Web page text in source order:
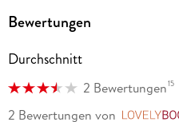
Er begann zunächst ein
jedoch ab, da ihm das
Stattdessen wurde er
Tiefseeforschers Cousteau.
nach dem tödlichen Unglück
Bewertungen
Durchschnitt
2 Bewertungen15
2 Bewertungen von